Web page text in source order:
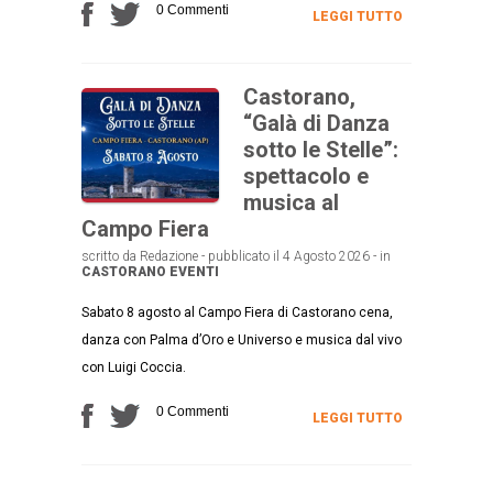
0 Commenti LEGGI TUTTO
Castorano,
“Galà di Danza
sotto le Stelle”:
spettacolo e
musica al
Campo Fiera
scritto da Redazione - pubblicato il 4 Agosto 2026 - in
CASTORANO EVENTI
Sabato 8 agosto al Campo Fiera di Castorano cena,
danza con Palma d’Oro e Universo e musica dal vivo
con Luigi Coccia.
0 Commenti LEGGI TUTTO